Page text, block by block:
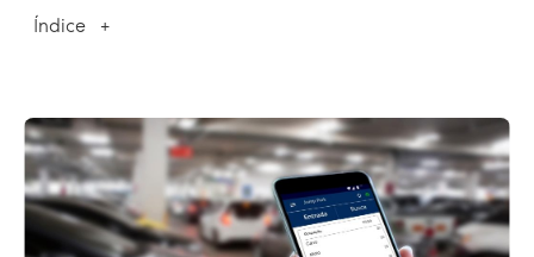
Índice +